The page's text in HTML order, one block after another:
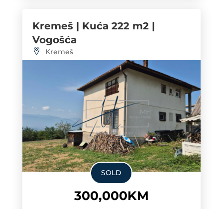
Kremeš | Kuća 222 m2 |
Vogošća
Kremeš
SOLD
300,000KM